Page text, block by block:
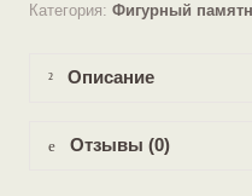
Категория:Фигурный
Описание
Отзывы (0)